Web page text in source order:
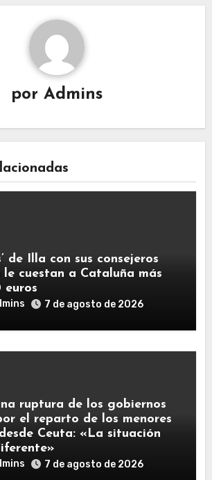
por Admins
de Illa con sus consejeros
le cuestan a Cataluña más
euros
7 de agosto de 2026
ruptura de los gobiernos
el reparto de los menores
Ceuta: «La situación
7 de agosto de 2026